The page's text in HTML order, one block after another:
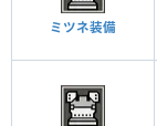
ミツネ装備